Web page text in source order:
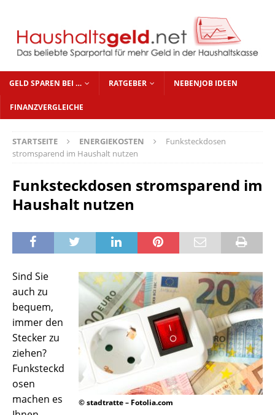
GELD SPAREN BEI … RATGEBER NEBENJOB IDEEN
FINANZVERGLEICHE
STARTSEITE ENERGIEKOSTEN
Funksteckdosen
stromsparend im Haushalt nutzen
Funksteckdosen stromsparend im
Haushalt nutzen
© stadtratte – Fotolia.com
Sind Sie
auch zu
bequem,
immer den
Stecker zu
ziehen?
Funksteckd
osen
machen es